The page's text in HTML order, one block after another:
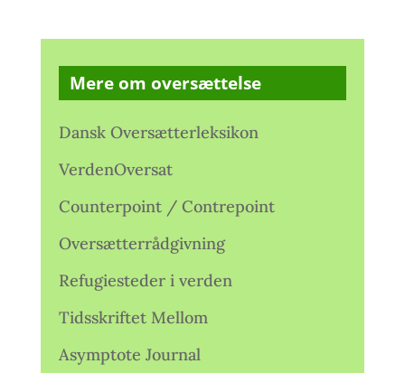
Mere om oversættelse
Dansk Oversætterleksikon
VerdenOversat
Counterpoint / Contrepoint
Oversætterrådgivning
Refugiesteder i verden
Tidsskriftet Mellom
Asymptote Journal